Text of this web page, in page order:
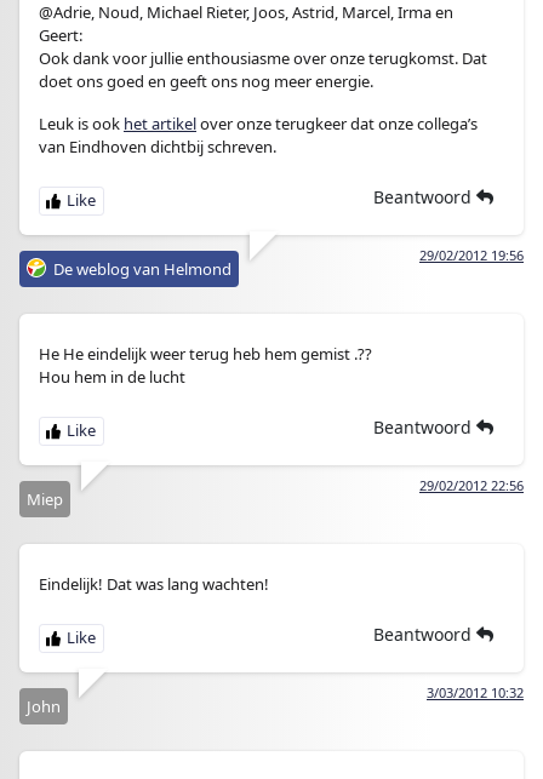
@Adrie, Noud, Michael Rieter, Joos, Astrid, Marcel, Irma en
Geert:
Ook dank voor jullie enthousiasme over onze terugkomst. Dat
doet ons goed en geeft ons nog meer energie.
Leuk is ook het artikelover onze terugkeer dat onze collega’s
van Eindhoven dichtbij schreven.
Beantwoord
29/02/2012 19:56
De weblog van Helmond
He He eindelijk weer terug heb hem gemist .??
Hou hem in de lucht
Beantwoord
29/02/2012 22:56
Miep
Eindelijk! Dat was lang wachten!
Beantwoord
3/03/2012 10:32
John